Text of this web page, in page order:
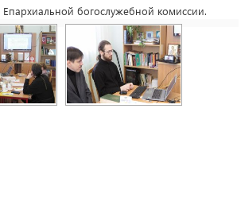
богослужебной комиссии.